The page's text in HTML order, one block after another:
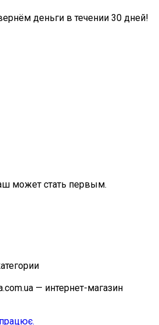
деньги в течении 30 дней!
может стать первым.
— интернет-магазин